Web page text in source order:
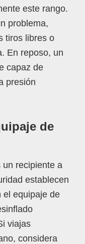
este rango.
problema,
tiros libres o
En reposo, un
capaz de
presión
de
un recipiente a
establecen
el equipaje de
viajas
considera